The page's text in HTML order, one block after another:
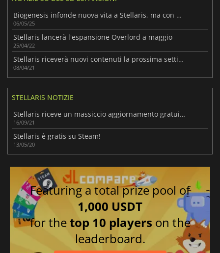
Biogenesis infonde nuova vita a Stellaris, ma con dolori di crescita
06/05/25
Stellaris lancerà l'espansione Overlord a maggio
25/04/22
Stellaris riceverà nuovi contenuti la prossima settimana!
08/04/21
STELLARIS NOTIZIE
Stellaris riceve un massiccio aggiornamento gratuito
16/09/21
Stellaris è gratis su Steam!
13/05/20
Featuring a total prize pool of
1,000 USDT
for thetop 10 players on the
leaderboard.